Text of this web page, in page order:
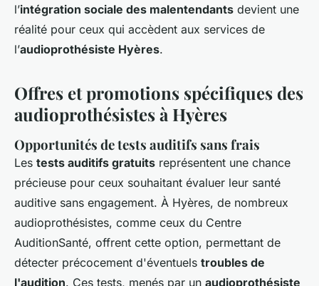
l’intégration sociale des malentendants devient une
réalité pour ceux qui accèdent aux services de
l’audioprothésiste Hyères.
Offres et promotions spécifiques des
audioprothésistes à Hyères
Opportunités de tests auditifs sans frais
Les tests auditifs gratuits représentent une chance
précieuse pour ceux souhaitant évaluer leur santé
auditive sans engagement. À Hyères, de nombreux
audioprothésistes, comme ceux du Centre
AuditionSanté, offrent cette option, permettant de
détecter précocement d'éventuels troubles de
l'audition. Ces tests, menés par un audioprothésiste